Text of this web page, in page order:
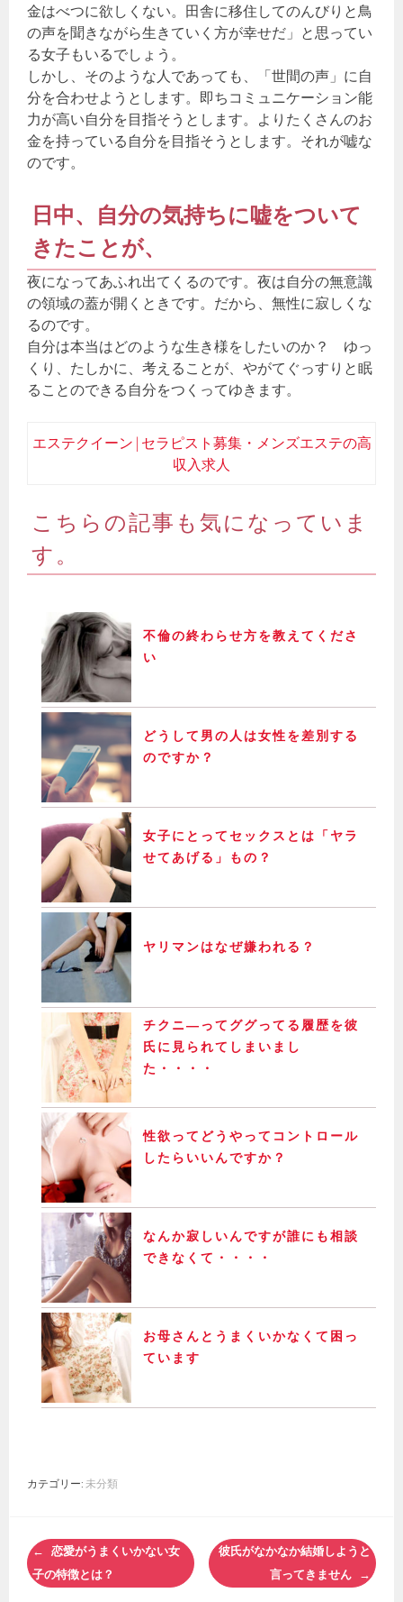
金はべつに欲しくない。田舎に移住してのんびりと鳥
の声を聞きながら生きていく方が幸せだ」と思ってい
る女子もいるでしょう。
しかし、そのような人であっても、「世間の声」に自
分を合わせようとします。即ちコミュニケーション能
力が高い自分を目指そうとします。よりたくさんのお
金を持っている自分を目指そうとします。それが嘘な
のです。
日中、自分の気持ちに嘘をついて
きたことが、
夜になってあふれ出てくるのです。夜は自分の無意識
の領域の蓋が開くときです。だから、無性に寂しくな
るのです。
自分は本当はどのような生き様をしたいのか？ ゆっ
くり、たしかに、考えることが、やがてぐっすりと眠
ることのできる自分をつくってゆきます。
エステクイーン | セラピスト募集・メンズエステの高
収入求人
こちらの記事も気になっていま
す。
不倫の終わらせ方を教えてくださ
い
どうして男の人は女性を差別する
のですか？
女子にとってセックスとは「ヤラ
せてあげる」もの？
ヤリマンはなぜ嫌われる？
チクニ―ってググってる履歴を彼
氏に見られてしまいまし
た・・・・
性欲ってどうやってコントロール
したらいいんですか？
なんか寂しいんですが誰にも相談
できなくて・・・・
お母さんとうまくいかなくて困っ
ています
カテゴリー: 未分類
投
稿
ナ
恋愛がうまくいかない女
子の特徴とは？
彼氏がなかなか結婚しようと
言ってきません